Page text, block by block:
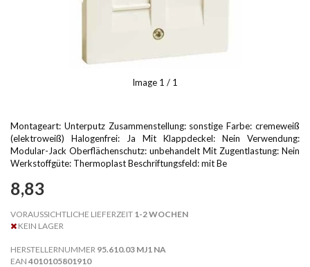
Image 1 / 1
Montageart: Unterputz Zusammenstellung: sonstige Farbe: cremeweiß
(elektroweiß) Halogenfrei: Ja Mit Klappdeckel: Nein Verwendung:
Modular-Jack Oberflächenschutz: unbehandelt Mit Zugentlastung: Nein
Werkstoffgüte: Thermoplast Beschriftungsfeld: mit Be
8,83
VORAUSSICHTLICHE LIEFERZEIT 1-2 WOCHEN
KEIN LAGER
HERSTELLERNUMMER 95.610.03 MJ1 NA
EAN 4010105801910